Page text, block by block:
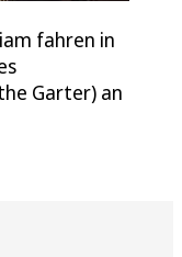
fahren in
Garter) an